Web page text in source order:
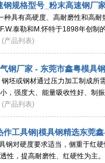
规格型号_粉末高速钢厂
种具有高硬度、高耐磨性和高
泰勒和M.怀特于1898年创制
来制造复杂的
(产品列表)
钢厂家 - 东莞市鑫粤模具
坯或钢材通过压力加工制成所
，强度大、能量吸收性好、制
气”的优
(产品列表)
工具钢|模具钢精选东莞
钢对硬度要求适当，侧重于红
性，提高耐磨性、红硬性为主